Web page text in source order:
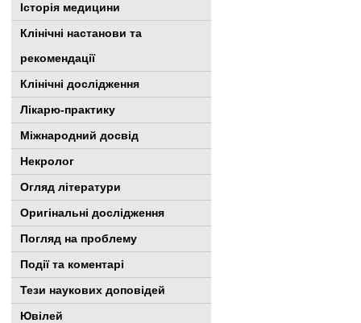
Історія медицини
Клінiчні настанови та
рекомендації
Клінічні дослідження
Лікарю-практику
Міжнародний досвід
Некролог
Огляд літератури
Оригінальні дослідження
Погляд на проблему
Події та коментарі
Тези наукових доповідей
Ювілей